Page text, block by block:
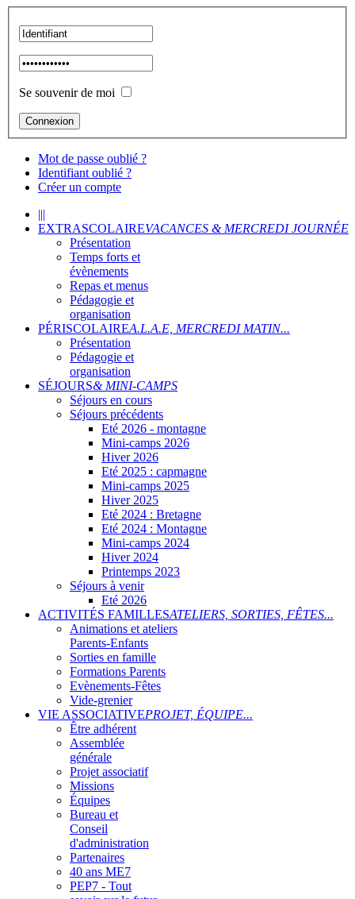
Se souvenir de moi
Mot de passe oublié ?
Identifiant oublié ?
Créer un compte
|||
EXTRASCOLAIREVACANCES & MERCREDI JOURNÉE
Présentation
Temps forts et
évènements
Repas et menus
Pédagogie et
organisation
PÉRISCOLAIREA.L.A.E, MERCREDI MATIN...
Présentation
Pédagogie et
organisation
SÉJOURS& MINI-CAMPS
Séjours en cours
Séjours précédents
Eté 2026 - montagne
Mini-camps 2026
Hiver 2026
Eté 2025 : capmagne
Mini-camps 2025
Hiver 2025
Eté 2024 : Bretagne
Eté 2024 : Montagne
Mini-camps 2024
Hiver 2024
Printemps 2023
Séjours à venir
Eté 2026
ACTIVITÉS FAMILLESATELIERS, SORTIES, FÊTES...
Animations et ateliers
Parents-Enfants
Sorties en famille
Formations Parents
Evènements-Fêtes
Vide-grenier
VIE ASSOCIATIVEPROJET, ÉQUIPE...
Être adhérent
Assemblée
générale
Projet associatif
Missions
Équipes
Bureau et
Conseil
d'administration
Partenaires
40 ans ME7
PEP7 - Tout